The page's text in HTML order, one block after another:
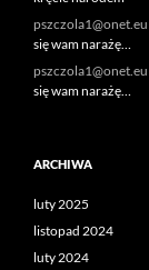
pszczola1@onet.eu
się wam narażę…
pszczola1@onet.eu
się wam narażę…
ARCHIWA
luty 2025
listopad 2024
luty 2024